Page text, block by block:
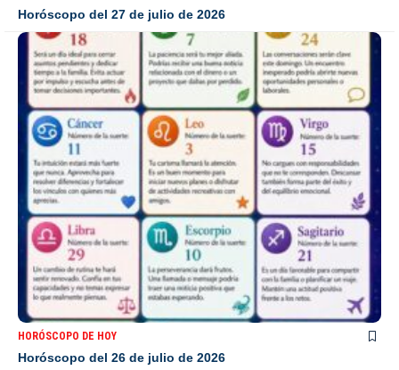
Horóscopo del 27 de julio de 2026
HORÓSCOPO DE HOY
Horóscopo del 26 de julio de 2026